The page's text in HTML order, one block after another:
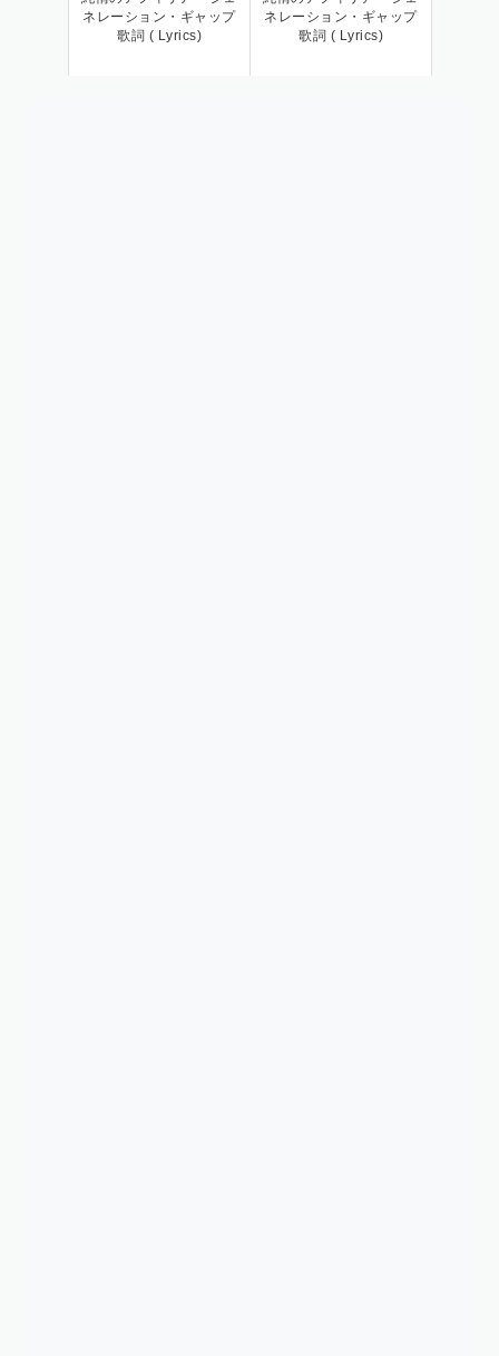
ネレーション・ギャップ
歌詞 ( Lyrics)
ネレーション・ギャップ
歌詞 ( Lyrics)